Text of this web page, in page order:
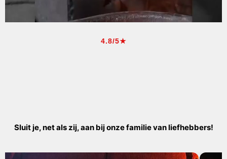
4.8/5★
Sluit je, net als zij, aan bij onze familie van liefhebbers!